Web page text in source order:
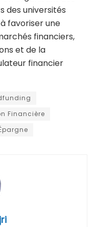
des universités
favoriser une
financiers,
et de la
financier
Financière